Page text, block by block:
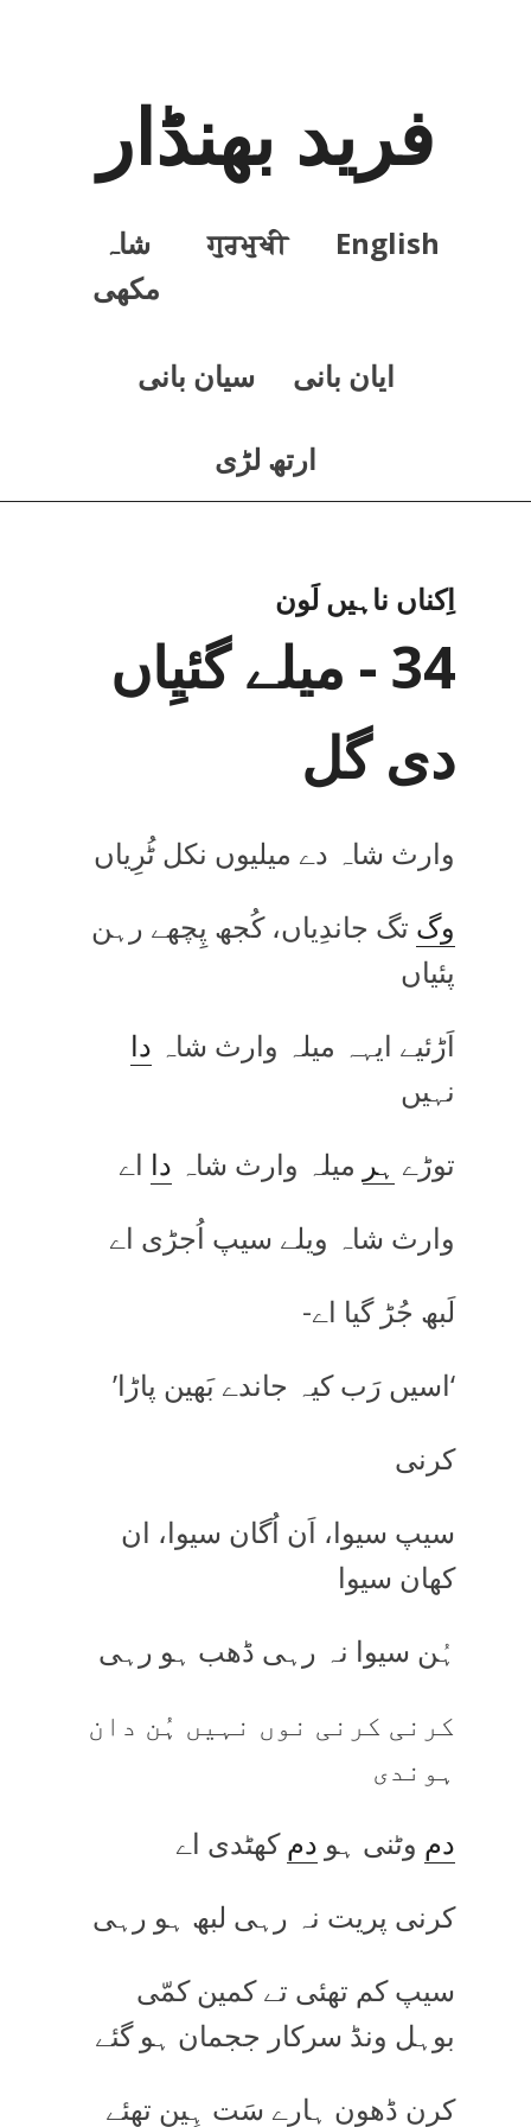
فرید بھنڈار
English
ਗੁਰਮੁਖੀ
شاہ
مکھی
ايان بانی سيان بانی
ارتھ لڑی
اِکناں ناہیں لَون
34 - میلے گئیِاں
دی گل
وارث شاہ دے میلیوں نکل ٹُرِیاں
وگ تگ جاندِیاں، کُجھ پِچھے رہن
پئیاں
اَڑئیے ایہہ میلہ وارث شاہ دا
نہیں
توڑے ہر میلہ وارث شاہ دا اے
وارث شاہ ویلے سیپ اُجڑی اے
لَبھ جُڑ گیا اے-
‘اسیں رَب کیہ جاندے بَھین پاڑا’
کرنی
سیپ سیوا، اَن اُگان سیوا، ان
کھان سیوا
ہُن سیوا نہ رہی ڈھب ہو رہی
کرنی کرنی نوں نہیں ہُن دان
ہوندی
دم وٹنی ہو دمکھٹدی اے
کرنی پریت نہ رہی لبھ ہو رہی
سیپ کم تھئی تے کمین کمّی
بوہل ونڈ سرکار ججمان ہو گئے
کرن ڈھون ہارے سَت ہِین تھئے